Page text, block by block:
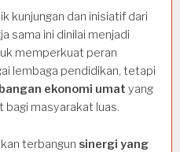
kunjungan dan inisiatif dari
sama ini dinilai menjadi
memperkuat peran
lembaga pendidikan, tetapi
ekonomi umat yang
masyarakat luas.
terbangun sinergi yang